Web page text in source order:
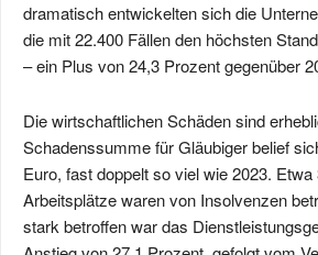
dramatisch entwickelten sich die
die mit 22.400 Fällen den höchsten
– ein Plus von 24,3 Prozent gegenüber
Die wirtschaftlichen Schäden sind
Schadenssumme für Gläubiger belief
Euro, fast doppelt so viel wie 2023. Etwa
Arbeitsplätze waren von Insolvenzen
stark betroffen war das